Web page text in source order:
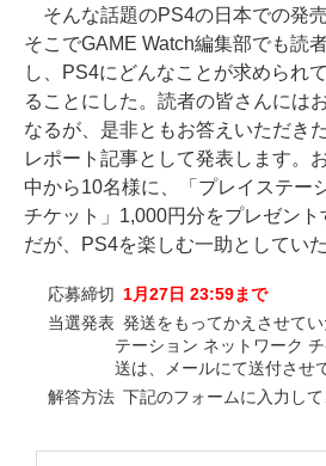
そんな話題のPS4の日本での発売
そこでGAME Watch編集部でも読
し、PS4にどんなことが求められ
ることにした。読者の皆さんには
なるが、是非ともお答えいただき
レポート記事として発表します。
中から10名様に、「プレイステー
チケット」1,000円分をプレゼン
だが、PS4を楽しむ一助としてい
応募締切 1月27日 23:59まで
当選発表 発送をもってかえさせて
テーション ネットワーク
送は、メールにて送付させ
解答方法 下記のフォームに入力し